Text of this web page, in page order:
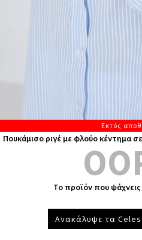
Εκτός
Πουκάμισο ριγέ με φλούο κέντημα
Το προϊόν που ψάχνεις
Ανακάλυψε τα